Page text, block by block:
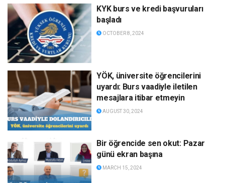
KYK burs ve kredi başvuruları
başladı
OCTOBER 8, 2024
YÖK, üniversite öğrencilerini
uyardı: Burs vaadiyle iletilen
mesajlara itibar etmeyin
AUGUST 30, 2024
Bir öğrencide sen okut: Pazar
günü ekran başına
MARCH 15, 2024